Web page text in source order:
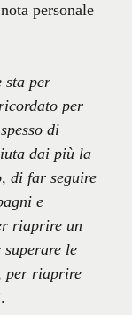
personale
sta per
per
di
dai più la
di far seguire
e
riaprire un
le
per riaprire